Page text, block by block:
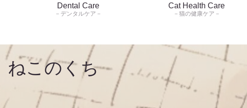
Dental Care
－デンタルケア－
Cat Health Care
－猫の健康ケア－
ねこのくち